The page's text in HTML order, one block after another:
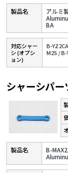
アルミ
BA
対応シャー
シ (オプシ
ョン)
B-
M2S /B-
シャーシパー
B-